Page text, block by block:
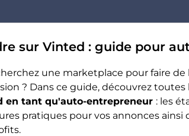
sur Vinted : guide pour
une marketplace pour faire de
? Dans ce guide, découvrez
en tant qu'auto-entrepreneur : les
pratiques pour vos annonces